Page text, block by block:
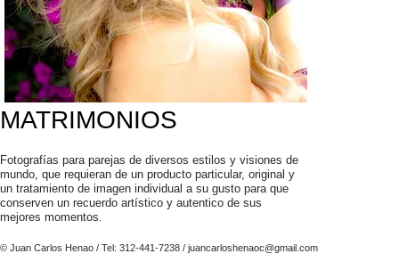
MATRIMONIOS
Fotografías para parejas de diversos estilos y visiones de
mundo, que requieran de un producto particular, original y
un tratamiento de imagen individual a su gusto para que
conserven un recuerdo artístico y autentico de sus
mejores momentos
© Juan Carlos Henao / Tel: 312-441-7238 / juancarloshenaoc@gmail .com